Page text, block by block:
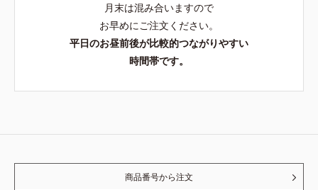
月末は混み合いますので
お早めにご注文ください。
平日のお昼前後が比較的つながりやすい
時間帯です。
商品番号から注文